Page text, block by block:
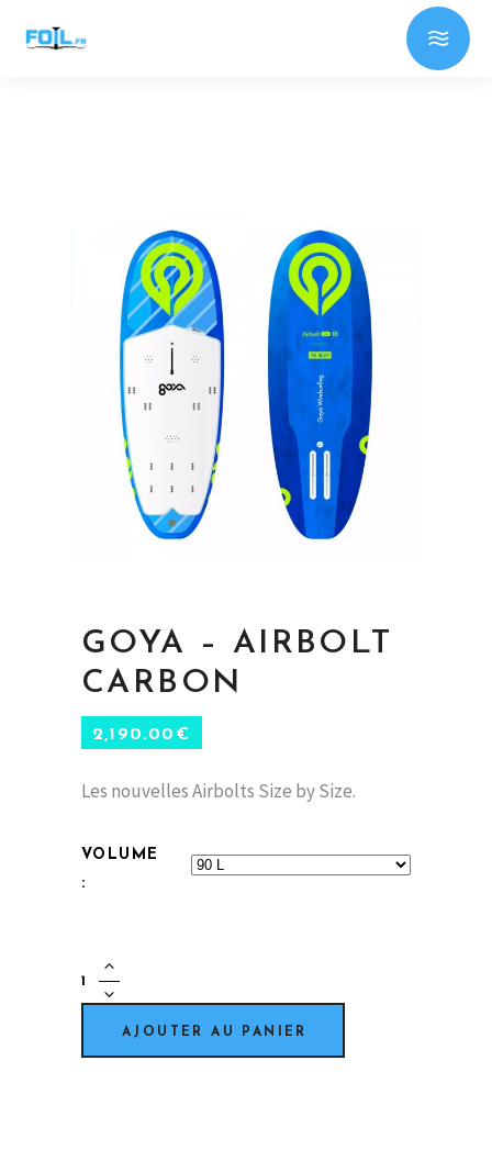
GOYA – AIRBOLT
CARBON
2,190.00 €
Les nouvelles Airbolts Size by Size.
VOLUME
GOYA
-
Airbolt
Carbon
AJOUTER AU PANIER